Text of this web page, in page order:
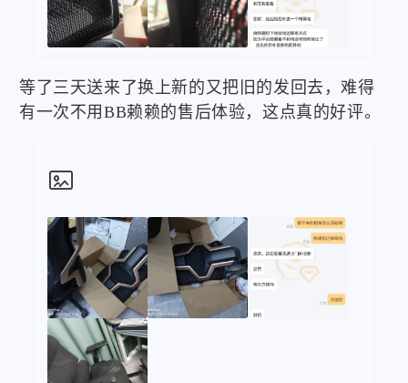
等了三天送来了换上新的又把旧的发回去，难得
有一次不用BB赖赖的售后体验，这点真的好评。
